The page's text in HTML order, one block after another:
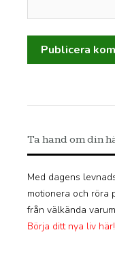
Ta hand om din
Med dagens
motionera och röra
från välkända
Börja ditt nya liv här!